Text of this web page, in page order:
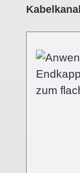
Kabelkanal